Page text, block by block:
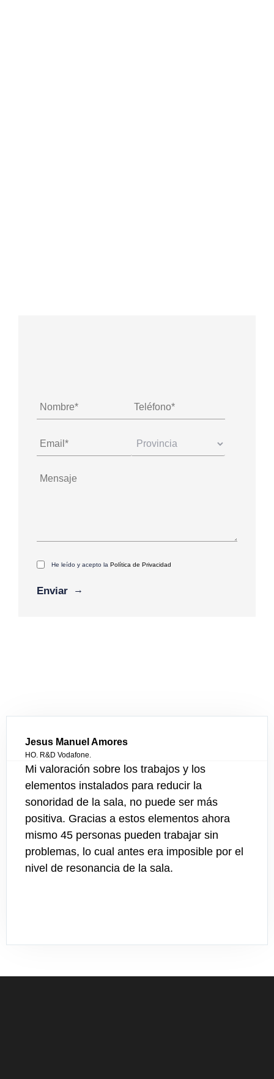
He leído y acepto la Política de Privacidad
Jesus Manuel Amores
HO. R&D Vodafone.
Mi valoración sobre los trabajos y los
elementos instalados para reducir la
sonoridad de la sala, no puede ser más
positiva. Gracias a estos elementos ahora
mismo 45 personas pueden trabajar sin
problemas, lo cual antes era imposible por el
nivel de resonancia de la sala.